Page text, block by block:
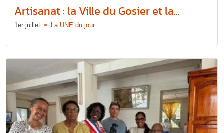
Artisanat : la Ville du Gosier et la...
1er juillet La UNE du jour